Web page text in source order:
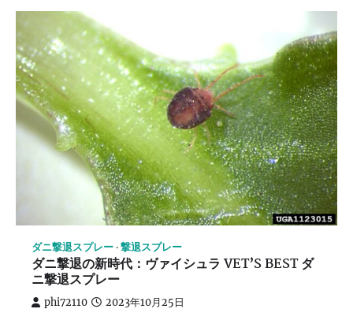
ダニ撃退スプレー 撃退スプレー
ダニ撃退の新時代：ヴァイシュラ VET’S BEST ダ
ニ撃退スプレー
phi72110 2023年10月25日